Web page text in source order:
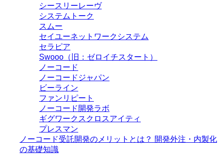
シースリーレーヴ
システムトーク
スムー
セイユーネットワークシステム
セラピア
Swooo（旧：ゼロイチスタート）
ノーコード
ノーコードジャパン
ビーライン
ファンリピート
ノーコード開発ラボ
ギグワークスクロスアイティ
プレスマン
ノーコード受託開発のメリットとは？ 開発外注・内製化
の基礎知識